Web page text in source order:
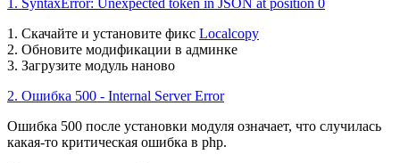
1. Скачайте и установите фикс Localcopy
2. Обновите модификации в админке
3. Загрузите модуль наново
2. Ошибка 500 - Internal Server Error
Ошибка 500 после установки модуля означает, что случилась
какая-то критическая ошибка в php.